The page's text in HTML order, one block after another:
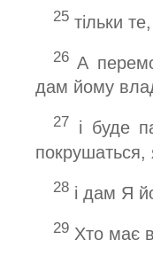
25 тільки
26 А
дам йому
27 і буде
покрушаться,
28 і дам Я
29 Хто має